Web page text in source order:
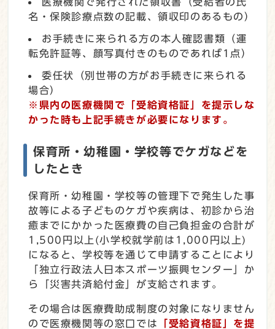
名・保険診療点数の記載、領収印のあるもの）
お手続きに来られる方の本人確認書類（運
転免許証等、顔写真付きのものであれば1点）
委任状（別世帯の方がお手続きに来られる
場合）
※県内の医療機関で「受給資格証」を提示しな
かった時も上記手続きが必要になります。
保育所・幼稚園・学校等でケガなどを
したとき
保育所・幼稚園・学校等の管理下で発生した事
故等による子どものケガや疾病は、初診から治
癒までにかかった医療費の自己負担金の合計が
1,500円以上(小学校就学前は1,000円以上)
になると、学校等を通じて申請することにより
「独立行政法人日本スポーツ振興センター」か
ら「災害共済給付金」が支給されます。
その場合は医療費助成制度の対象になりません
ので医療機関等の窓口では
「受給資格証」を提